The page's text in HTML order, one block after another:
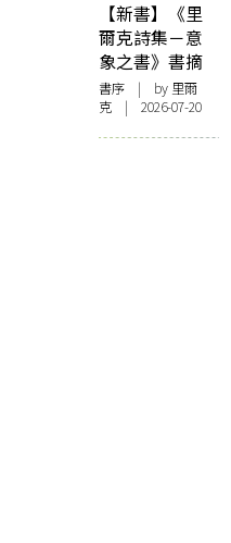
【新書】《里
爾克詩集－意
象之書》書摘
書序 | by 里爾
克 | 2026-07-20